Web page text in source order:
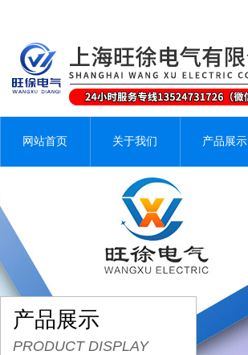
网站首页 关于我们 产品展示
产品展示
PRODUCT DISPLAY